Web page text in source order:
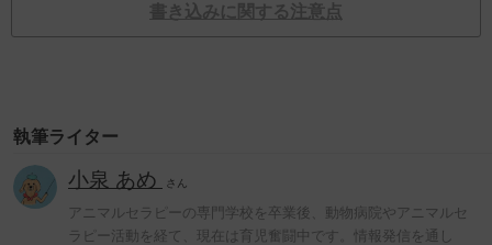
書き込みに関する注意点
執筆ライター
小泉 あめ さん
アニマルセラピーの専門学校を卒業後、動物病院やアニマルセ
ラピー活動を経て、現在は育児奮闘中です。情報発信を通し